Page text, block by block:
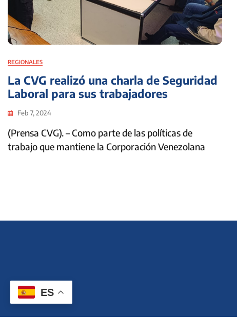
REGIONALES
La CVG realizó una charla de Seguridad
Laboral para sus trabajadores
Feb 7, 2024
(Prensa CVG). – Como parte de las políticas de
trabajo que mantiene la Corporación Venezolana
ES